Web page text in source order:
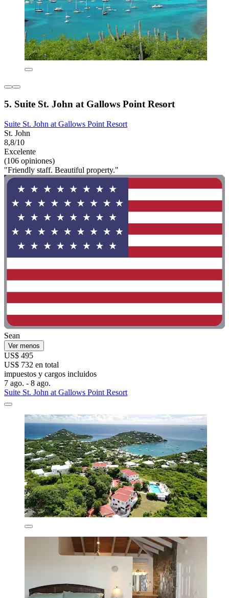
5. Suite St. John at Gallows Point Resort
Suite St. John at Gallows Point Resort
St. John
8,8/10
Excelente
(106 opiniones)
"Friendly staff. Beautiful property."
Sean
Ver menos
US$ 495
US$ 732 en total
impuestos y cargos incluidos
7 ago. - 8 ago.
Suite St. John at Gallows Point Resort